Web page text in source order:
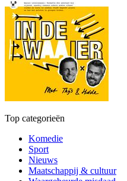
Top categorieën
Komedie
Sport
Nieuws
Maatschappij & cultuur